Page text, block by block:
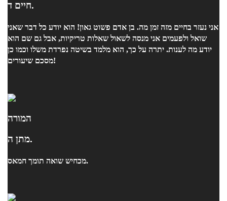
חיים ד.
אני נעזר בחיים מזה זמן מה. בן אדם פשוט גאון! הוא יודע כל דבר שאני
שואל ולפעמים אני מנסה לשאול שאלות טריקיות, אבל גם שם הוא
יודע מה לענות. יתרה על כך, הוא מלמד בשיטה נפרדת משלו וכמו כן
מסכם שיעורים!
המורה
מתן ה.
מכחיש שואה תומך חמאס.